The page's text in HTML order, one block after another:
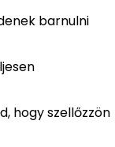
barnulni
hogy szellőzzön